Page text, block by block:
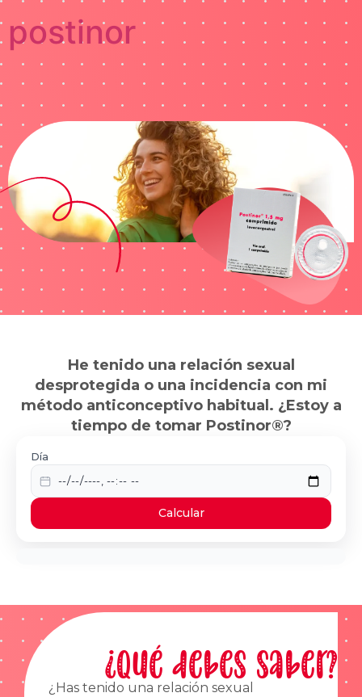
postinor
He tenido una relación sexual
desprotegida o una incidencia con mi
método anticonceptivo habitual. ¿Estoy a
tiempo de tomar Postinor®?
Día
Calcular
¿Qué debes saber?
¿Has tenido una relación sexual